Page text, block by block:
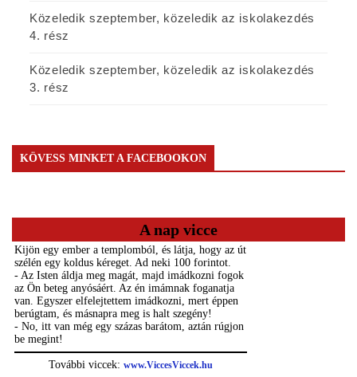
Közeledik szeptember, közeledik az iskolakezdés
4. rész
Közeledik szeptember, közeledik az iskolakezdés
3. rész
KÖVESS MINKET A FACEBOOKON
A nap vicce